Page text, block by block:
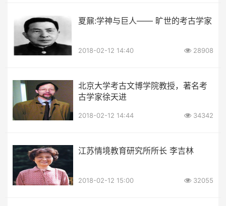
夏鼐:学神与巨人—— 旷世的考古学家
2018-02-12 14:40 28908
北京大学考古文博学院教授，著名考
古学家徐天进
2018-02-12 14:44 34342
江苏情境教育研究所所长 李吉林
2018-02-12 15:00 32055